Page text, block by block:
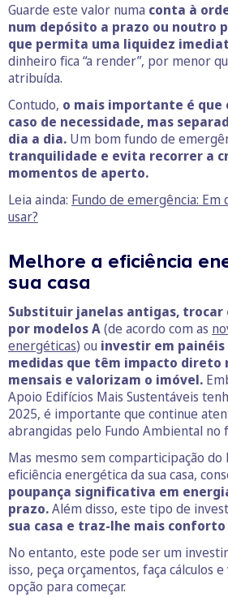
Guarde este valor numa conta à
num depósito a prazo ou noutro
que permita uma liquidez
dinheiro fica “a render”, por menor
atribuída.
Contudo, o mais importante é que
caso de necessidade, mas
dia a dia. Um bom fundo de
tranquilidade e evita recorrer a
momentos de aperto.
Leia ainda: Fundo de emergência: Em
usar?
Melhore a eficiência
sua casa
Substituir janelas antigas,
por modelos A(de acordo com as
energéticas) ou investir em painéis
medidas que têm impacto direto
mensais e valorizam o imóvel.
Apoio Edifícios Mais Sustentáveis
2025, é importante que continue
abrangidas pelo Fundo Ambiental no
Mas mesmo sem comparticipação do
eficiência energética da sua casa,
poupança significativa em
prazo.Além disso, este tipo de
sua casa e traz-lhe mais
No entanto, este pode ser um
isso, peça orçamentos, faça cálculos
opção para começar.